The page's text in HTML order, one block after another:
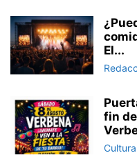
El...
fin
Cultura